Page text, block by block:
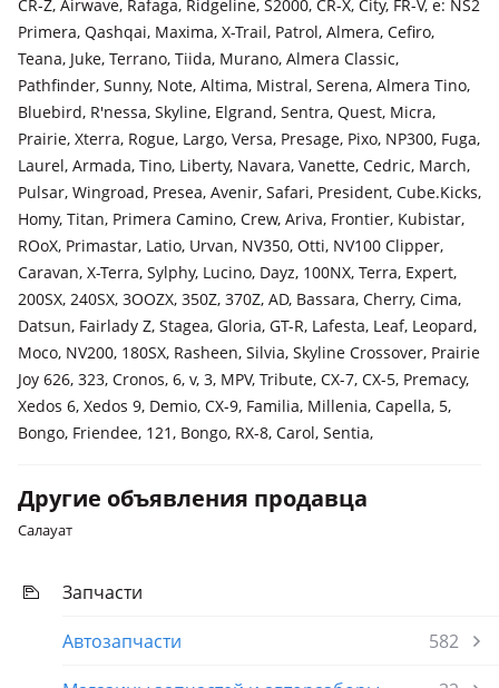
CR-Z, Airwave, Rafaga, Ridgeline, S2000, CR-X, City, FR-V, e: NS2
Primera, Qashqai, Maxima, X-Trail, Patrol, Almera, Cefiro,
Teana, Juke, Terrano, Tiida, Murano, Almera Classic,
Pathfinder, Sunny, Note, Altima, Mistral, Serena, Almera Tino,
Bluebird, R'nessa, Skyline, Elgrand, Sentra, Quest, Micra,
Prairie, Xterra, Rogue, Largo, Versa, Presage, Pixo, NP300, Fuga,
Laurel, Armada, Tino, Liberty, Navara, Vanette, Cedric, March,
Pulsar, Wingroad, Presea, Avenir, Safari, President, Cube.Kicks,
Homy, Titan, Primera Camino, Crew, Ariva, Frontier, Kubistar,
ROoX, Primastar, Latio, Urvan, NV350, Otti, NV100 Clipper,
Caravan, X-Terra, Sylphy, Lucino, Dayz, 100NX, Terra, Expert,
200SX, 240SX, 3OOZX, 350Z, 370Z, AD, Bassara, Cherry, Cima,
Datsun, Fairlady Z, Stagea, Gloria, GT-R, Lafesta, Leaf, Leopard,
Moco, NV200, 180SX, Rasheen, Silvia, Skyline Crossover, Prairie
Joy 626, 323, Cronos, 6, v, 3, MPV, Tribute, CX-7, CX-5, Premacy,
Xedos 6, Xedos 9, Demio, CX-9, Familia, Millenia, Capella, 5,
Bongo, Friendee, 121, Bongo, RX-8, Carol, Sentia,
Другие объявления продавца
Салауат
Запчасти
Автозапчасти
582